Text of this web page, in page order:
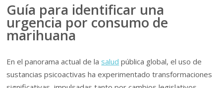
Guía para identificar una
urgencia por consumo de
marihuana
En el panorama actual de la salud pública global, el uso de
sustancias psicoactivas ha experimentado transformaciones